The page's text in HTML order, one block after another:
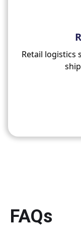
Retail logistics
FAQs